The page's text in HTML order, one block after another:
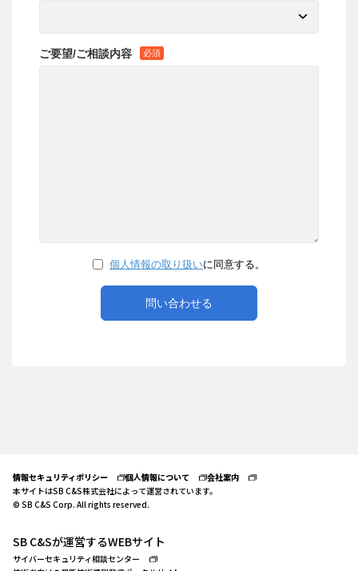
情報セキュリティポリシー 個人情報について
会社案内
本サイトはSB C&S株式会社によって運営されています。
© SB C&S Corp. All rights reserved.
SB C&Sが運営するWEBサイト
サイバーセキュリティ相談センター